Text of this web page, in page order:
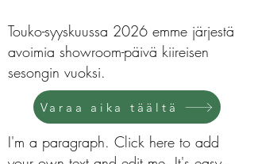
Touko-syyskuussa 2026 emme järjestä
avoimia showroom-päivä kiireisen
sesongin vuoksi.
Varaa aika täältä
I'm a paragraph. Click here to add